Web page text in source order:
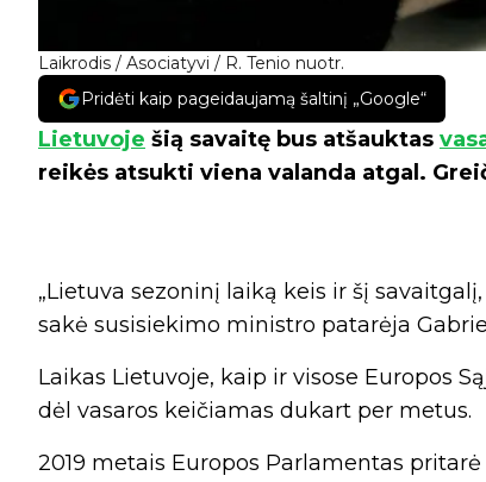
Laikrodis / Asociatyvi / R. Tenio nuotr.
Pridėti kaip pageidaujamą šaltinį „Google“
Lietuvoje šią savaitę bus atšauktas
reikės atsukti viena valanda atgal.
„Lietuva sezoninį laiką keis ir šį
sakė susisiekimo ministro patarėja
Laikas Lietuvoje, kaip ir visose Europos
dėl vasaros keičiamas dukart per metus.
2019 metais Europos Parlamentas